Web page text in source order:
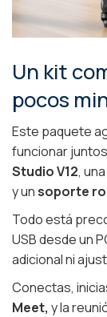
Un kit
pocos
Este paquete
funcionar
Studio V12, una
y unsoporte
Todo está
USB desde un
adicional ni
Conectas,
Meet, y la